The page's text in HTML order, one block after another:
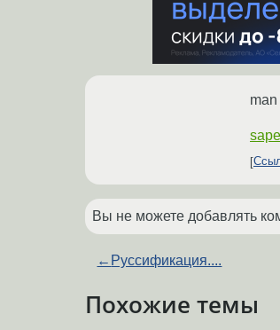
Вы не можете добавлять
← Руссификация....
Похожие темы